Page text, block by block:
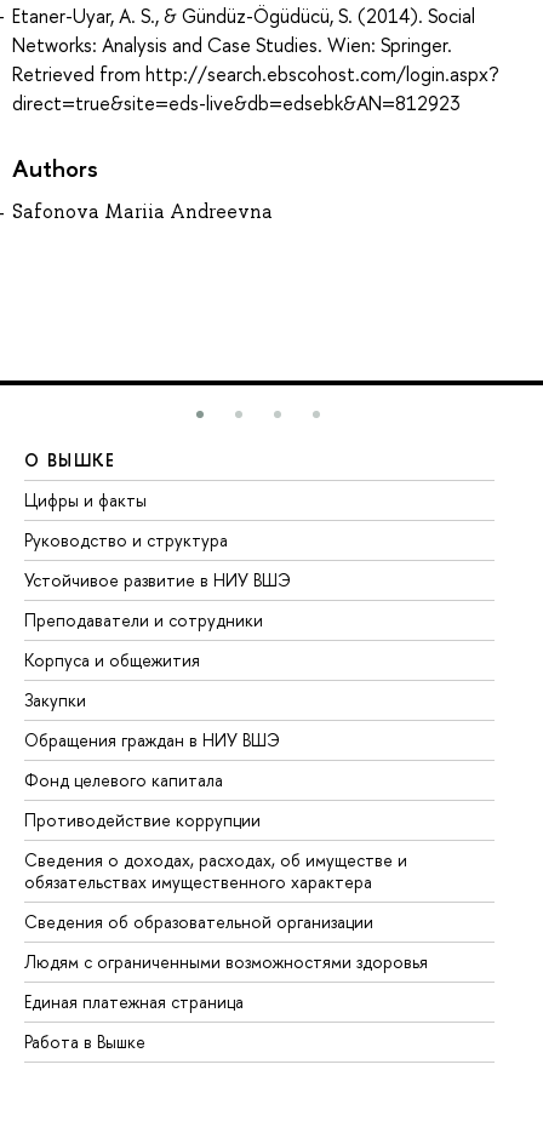
Etaner-Uyar, A. S., & Gündüz-Ögüdücü, S. (2014). Social
Networks: Analysis and Case Studies. Wien: Springer.
Retrieved from http://search.ebscohost.com/login.aspx?
direct=true&site=eds-live&db=edsebk&AN=812923
Authors
Safonova Mariia Andreevna
О ВЫШКЕ
Цифры и факты
Руководство и структура
Устойчивое развитие в НИУ ВШЭ
Преподаватели и сотрудники
Корпуса и общежития
Закупки
Обращения граждан в НИУ ВШЭ
Фонд целевого капитала
Противодействие коррупции
Сведения о доходах, расходах, об имуществе и
обязательствах имущественного характера
Сведения об образовательной организации
Людям с ограниченными возможностями здоровья
Единая платежная страница
Работа в Вышке